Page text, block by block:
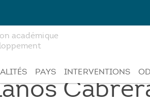
académique
PAYS INTERVENTIONS